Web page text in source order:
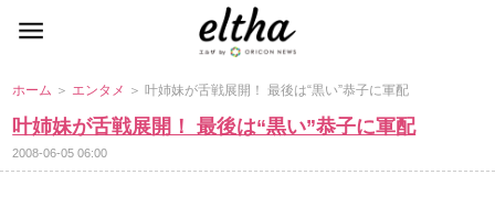
ホーム ＞ エンタメ ＞ 叶姉妹が舌戦展開！ 最後は“黒い”恭子に軍配
叶姉妹が舌戦展開！ 最後は“黒い”恭子に軍配
2008-06-05 06:00